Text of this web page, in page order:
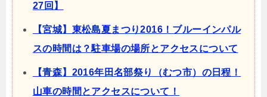
27回】
【宮城】東松島夏まつり2016！ブルーインパル
スの時間は？駐車場の場所とアクセスについて
【青森】2016年田名部祭り（むつ市）の日程！
山車の時間とアクセスについて！